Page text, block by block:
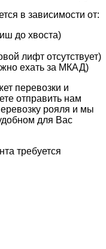
в зависимости от:
до хвоста)
лифт отсутствует)
ехать за МКАД)
перевозки и
отправить нам
рояля и мы
для Вас
требуется